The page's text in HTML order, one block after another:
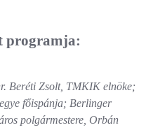
programja:
Beréti Zsolt, TMKIK elnöke;
főispánja; Berlinger
polgármestere, Orbán